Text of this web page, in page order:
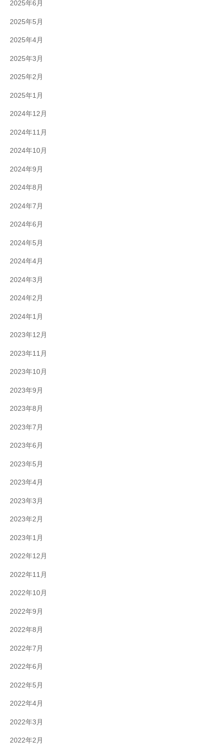
2025年6月
2025年5月
2025年4月
2025年3月
2025年2月
2025年1月
2024年12月
2024年11月
2024年10月
2024年9月
2024年8月
2024年7月
2024年6月
2024年5月
2024年4月
2024年3月
2024年2月
2024年1月
2023年12月
2023年11月
2023年10月
2023年9月
2023年8月
2023年7月
2023年6月
2023年5月
2023年4月
2023年3月
2023年2月
2023年1月
2022年12月
2022年11月
2022年10月
2022年9月
2022年8月
2022年7月
2022年6月
2022年5月
2022年4月
2022年3月
2022年2月